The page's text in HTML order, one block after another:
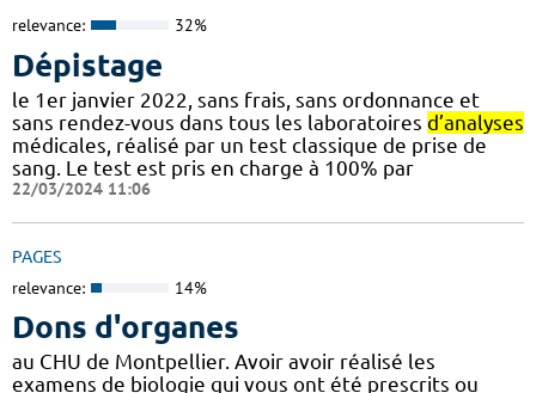
relevance: 32%
Dépistage
le 1er janvier 2022, sans frais, sans ordonnance et
sans rendez-vous dans tous les laboratoires d’analyses
médicales, réalisé par un test classique de prise de
sang. Le test est pris en charge à 100% par
22/03/2024 11:06
PAGES
relevance: 14%
Dons d'organes
au CHU de Montpellier. Avoir avoir réalisé les
examens de biologie qui vous ont été prescrits ou